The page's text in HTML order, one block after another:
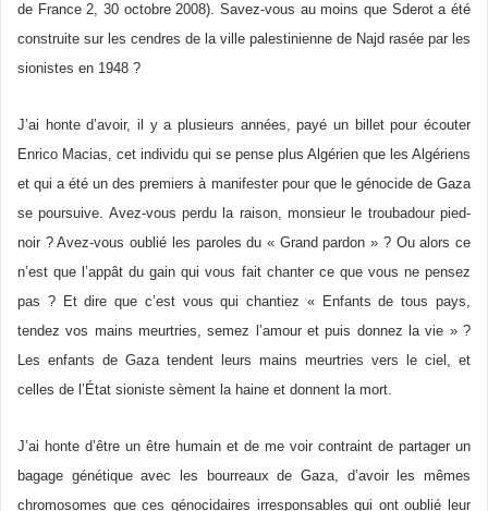
de France 2, 30 octobre 2008). Savez-vous au moins que Sderot a été
construite sur les cendres de la ville palestinienne de Najd rasée par les
sionistes en 1948 ?
J’ai honte d’avoir, il y a plusieurs années, payé un billet pour écouter
Enrico Macias, cet individu qui se pense plus Algérien que les Algériens
et qui a été un des premiers à manifester pour que le génocide de Gaza
se poursuive. Avez-vous perdu la raison, monsieur le troubadour pied-
noir ? Avez-vous oublié les paroles du « Grand pardon » ? Ou alors ce
n’est que l’appât du gain qui vous fait chanter ce que vous ne pensez
pas ? Et dire que c’est vous qui chantiez « Enfants de tous pays,
tendez vos mains meurtries, semez l’amour et puis donnez la vie » ?
Les enfants de Gaza tendent leurs mains meurtries vers le ciel, et
celles de l’État sioniste sèment la haine et donnent la mort.
J’ai honte d’être un être humain et de me voir contraint de partager un
bagage génétique avec les bourreaux de Gaza, d’avoir les mêmes
chromosomes que ces génocidaires irresponsables qui ont oublié leur